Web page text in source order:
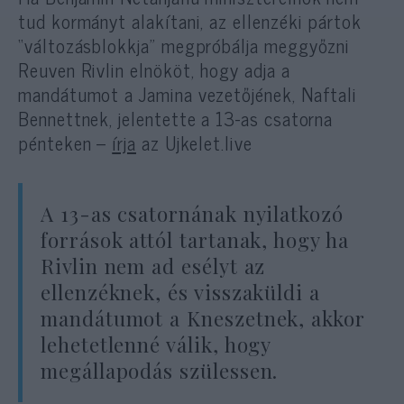
tud kormányt alakítani, az ellenzéki pártok
“változásblokkja” megpróbálja meggyőzni
Reuven Rivlin elnököt, hogy adja a
mandátumot a Jamina vezetőjének, Naftali
Bennettnek, jelentette a 13-as csatorna
pénteken – írja az Ujkelet.live
A 13-as csatornának nyilatkozó
források attól tartanak, hogy ha
Rivlin nem ad esélyt az
ellenzéknek, és visszaküldi a
mandátumot a Kneszetnek, akkor
lehetetlenné válik, hogy
megállapodás szülessen.